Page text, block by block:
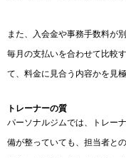
また、入会金や事務手数料が
毎月の支払いを合わせて比較
て、料金に見合う内容かを見
トレーナーの質
パーソナルジムでは、トレー
備が整っていても、担当者と